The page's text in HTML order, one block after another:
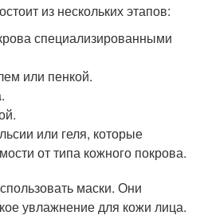
из нескольких этапов:
специализированными
или пенкой.
или геля, которые
от типа кожного покрова.
маски. Они
увлажнение для кожи лица.